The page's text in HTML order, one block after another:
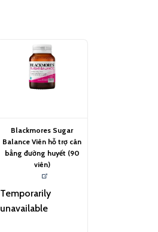
Blackmores Sugar
Balance Viên hỗ trợ cân
bằng đường huyết (90
viên)
Temporarily
unavailable